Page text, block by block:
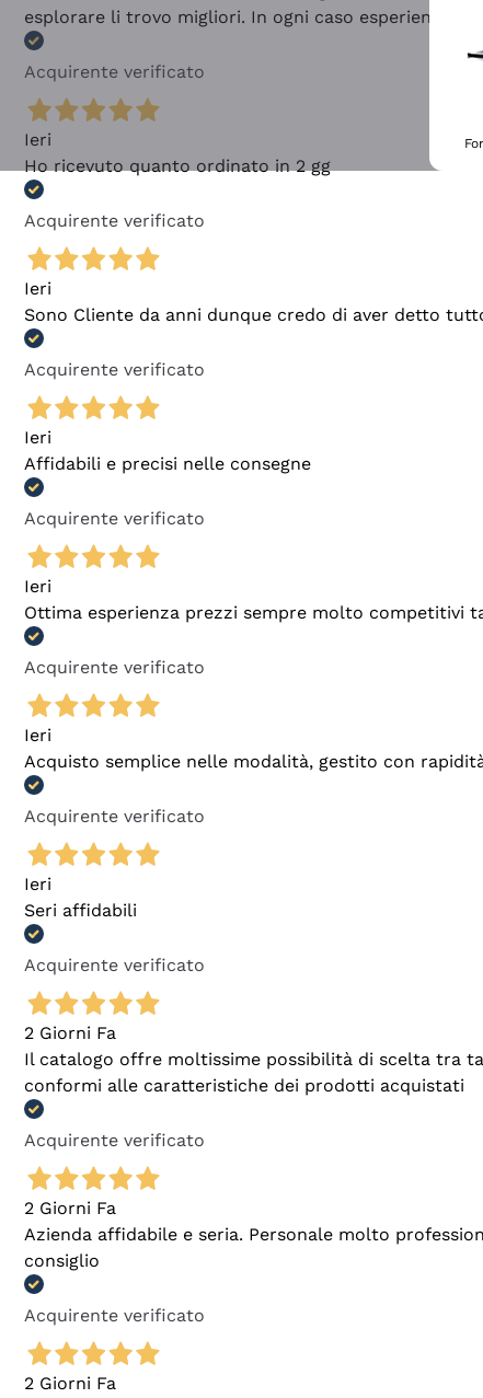
esplorare li trovo migliori. In ogni caso esperienza
Acquirente verificato
Ieri
Ho ricevuto quanto ordinato in 2 gg
Acquirente verificato
Ieri
Sono Cliente da anni dunque credo di aver detto
Acquirente verificato
Ieri
Affidabili e precisi nelle consegne
Acquirente verificato
Ieri
Ottima esperienza prezzi sempre molto competitivi
Acquirente verificato
Ieri
Acquisto semplice nelle modalità, gestito con
Acquirente verificato
Ieri
Seri affidabili
Acquirente verificato
2 Giorni Fa
Il catalogo offre moltissime possibilità di scelta tra
conformi alle caratteristiche dei prodotti acquistati
Acquirente verificato
2 Giorni Fa
Azienda affidabile e seria. Personale molto
consiglio
Acquirente verificato
2 Giorni Fa